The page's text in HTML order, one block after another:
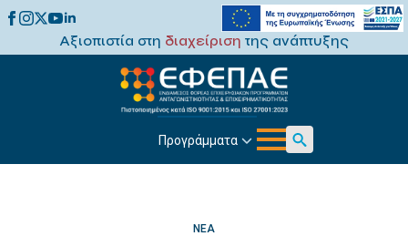
Αξιοπιστία στη διαχείριση της ανάπτυξης
Προγράμματα
Search
ΝΈΑ